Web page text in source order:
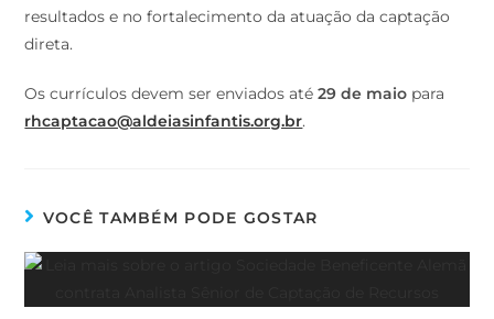
resultados e no fortalecimento da atuação da captação
direta.
Os currículos devem ser enviados até29 de maio para
rhcaptacao@aldeiasinfantis.org.br.
VOCÊ TAMBÉM PODE GOSTAR